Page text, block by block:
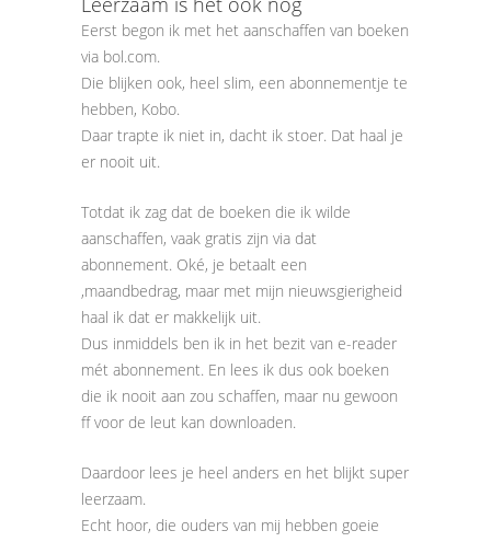
Eerst begon ik met het aanschaffen van boeken
via bol.com.
Die blijken ook, heel slim, een abonnementje te
hebben, Kobo.
Daar trapte ik niet in, dacht ik stoer. Dat haal je
er nooit uit.
Totdat ik zag dat de boeken die ik wilde
aanschaffen, vaak gratis zijn via dat
abonnement. Oké, je betaalt een
,maandbedrag, maar met mijn nieuwsgierigheid
haal ik dat er makkelijk uit.
Dus inmiddels ben ik in het bezit van e-reader
mét abonnement. En lees ik dus ook boeken
die ik nooit aan zou schaffen, maar nu gewoon
ff voor de leut kan downloaden.
Daardoor lees je heel anders en het blijkt super
leerzaam.
Echt hoor, die ouders van mij hebben goeie